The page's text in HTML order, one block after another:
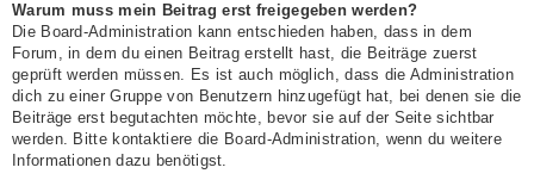
Warum muss mein Beitrag erst freigegeben werden?
Die Board-Administration kann entschieden haben, dass in dem
Forum, in dem du einen Beitrag erstellt hast, die Beiträge zuerst
geprüft werden müssen. Es ist auch möglich, dass die Administration
dich zu einer Gruppe von Benutzern hinzugefügt hat, bei denen sie die
Beiträge erst begutachten möchte, bevor sie auf der Seite sichtbar
werden. Bitte kontaktiere die Board-Administration, wenn du weitere
Informationen dazu benötigst.